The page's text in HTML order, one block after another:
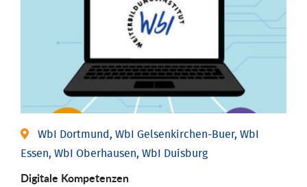
WbI Dortmund, WbI Gelsenkirchen-Buer, WbI
Essen, WbI Oberhausen, WbI Duisburg
Digitale Kompetenzen